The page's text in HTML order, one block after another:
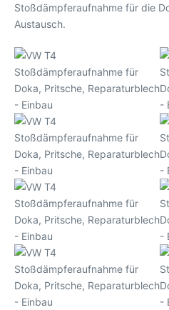
Stoßdämpferaufnahme für die
Austausch.